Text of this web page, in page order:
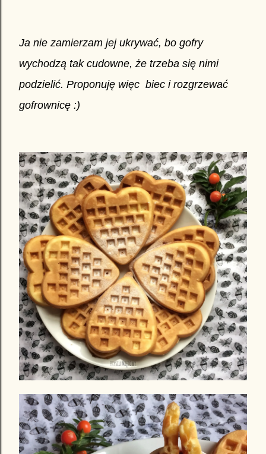
Ja nie zamierzam jej ukrywać, bo gofry
wychodzą tak cudowne, że trzeba się nimi
podzielić. Proponuję więc biec i rozgrzewać
gofrownicę :)